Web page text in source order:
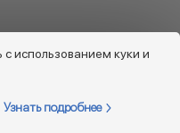
использованием куки и
Узнать подробнее